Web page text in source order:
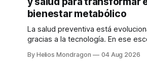
bienestar metabólico
La salud preventiva está
gracias a la tecnología. En ese
desarrolla un ecosistema digital
By Helios Mondragon 04 Aug 2026